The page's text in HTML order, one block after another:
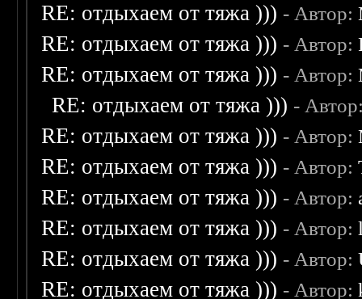
RE: отдыхаем от тяжа ))) - Автор:
RE: отдыхаем от тяжа ))) - Автор:
RE: отдыхаем от тяжа ))) - Автор:
RE: отдыхаем от тяжа ))) -
RE: отдыхаем от тяжа ))) - Автор:
RE: отдыхаем от тяжа ))) - Автор:
RE: отдыхаем от тяжа ))) - Автор:
RE: отдыхаем от тяжа ))) - Автор:
RE: отдыхаем от тяжа ))) - Автор:
RE: отдыхаем от тяжа ))) - Автор: